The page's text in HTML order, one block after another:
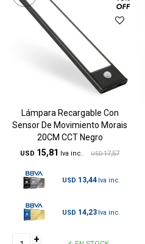
Lámpara Recargable Con
Sensor De Movimiento Morais
20CM CCT Negro
USD 15,81 USD 17,57
USD 13,44
USD 14,23
+